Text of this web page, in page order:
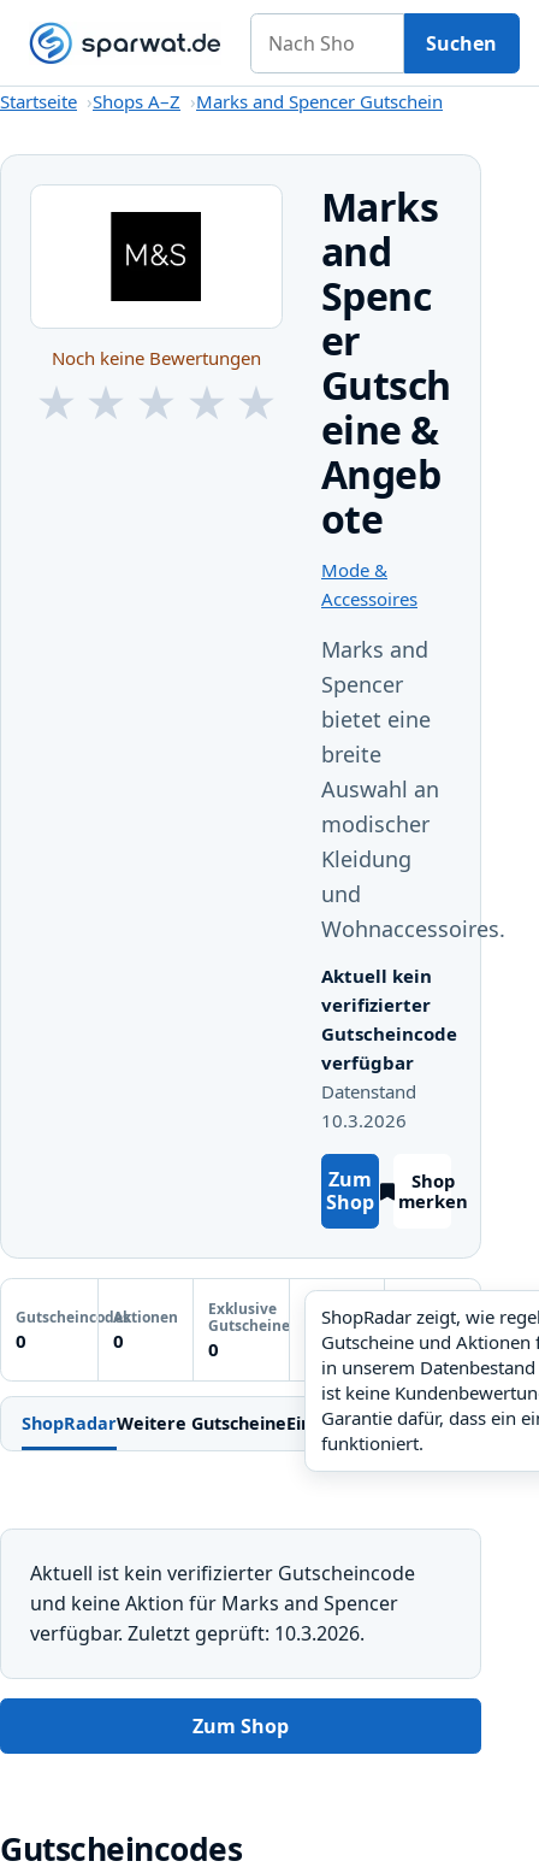
Startseite
GutscheineShops A–Z KategorienMagazin
Nach Shop suchen
Suchen
Startseite Shops A–Z Marks and Spencer Gutschein
Noch keine Bewertungen
★ ★ ★ ★ ★
Marks
and
Spenc
er
Gutsch
eine &
Angeb
ote
Mode &
Accessoires
Marks and
Spencer
bietet eine
breite
Auswahl an
modischer
Kleidung
und
Wohnaccessoires.
Aktuell kein
verifizierter
Gutscheincode
verfügbar
Datenstand
10.3.2026
Zum
Shop
Shop
merken
Gutscheincodes
0
Aktionen
0
Exklusive
Gutscheine
0
ShopRadar
noch keine Daten
ShopRadar zeigt, wie
Gutscheine und Aktionen
in unserem
ist keine
Garantie dafür, dass ein
funktioniert.
Letzte
Gutscheinprüfung
Noch keine
Prüfung
ShopRadarWeitere GutscheineEinlösenBedingungenFAQ
Aktuell ist kein verifizierter Gutscheincode
und keine Aktion für Marks and Spencer
verfügbar. Zuletzt geprüft: 10.3.2026.
Zum Shop
Gutscheincodes